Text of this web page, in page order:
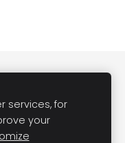
iepirkties?
Sīkdatnes
services, for
your